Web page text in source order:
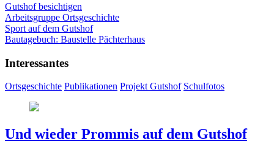
Gutshof besichtigen
Arbeitsgruppe Ortsgeschichte
Sport auf dem Gutshof
Bautagebuch: Baustelle Pächterhaus
Interessantes
Ortsgeschichte Publikationen Projekt Gutshof Schulfotos
Und wieder Prommis auf dem Gutshof